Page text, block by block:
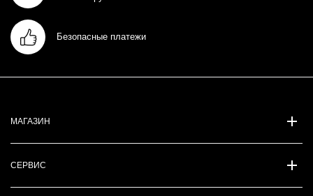
Безопасные платежи
МАГАЗИН
СЕРВИС